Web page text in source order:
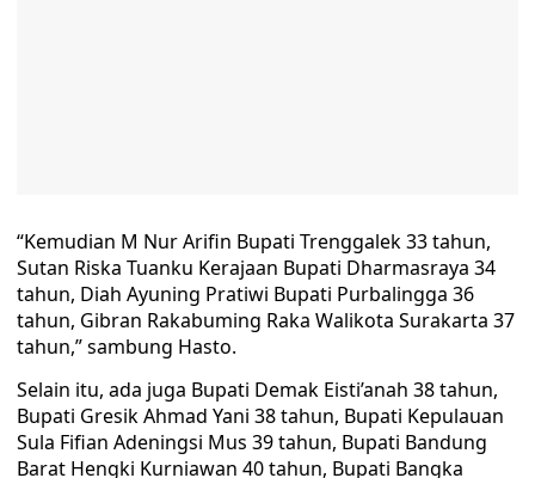
“Kemudian M Nur Arifin Bupati Trenggalek 33 tahun,
Sutan Riska Tuanku Kerajaan Bupati Dharmasraya 34
tahun, Diah Ayuning Pratiwi Bupati Purbalingga 36
tahun, Gibran Rakabuming Raka Walikota Surakarta 37
tahun,” sambung Hasto.
Selain itu, ada juga Bupati Demak Eisti’anah 38 tahun,
Bupati Gresik Ahmad Yani 38 tahun, Bupati Kepulauan
Sula Fifian Adeningsi Mus 39 tahun, Bupati Bandung
Barat Hengki Kurniawan 40 tahun, Bupati Bangka